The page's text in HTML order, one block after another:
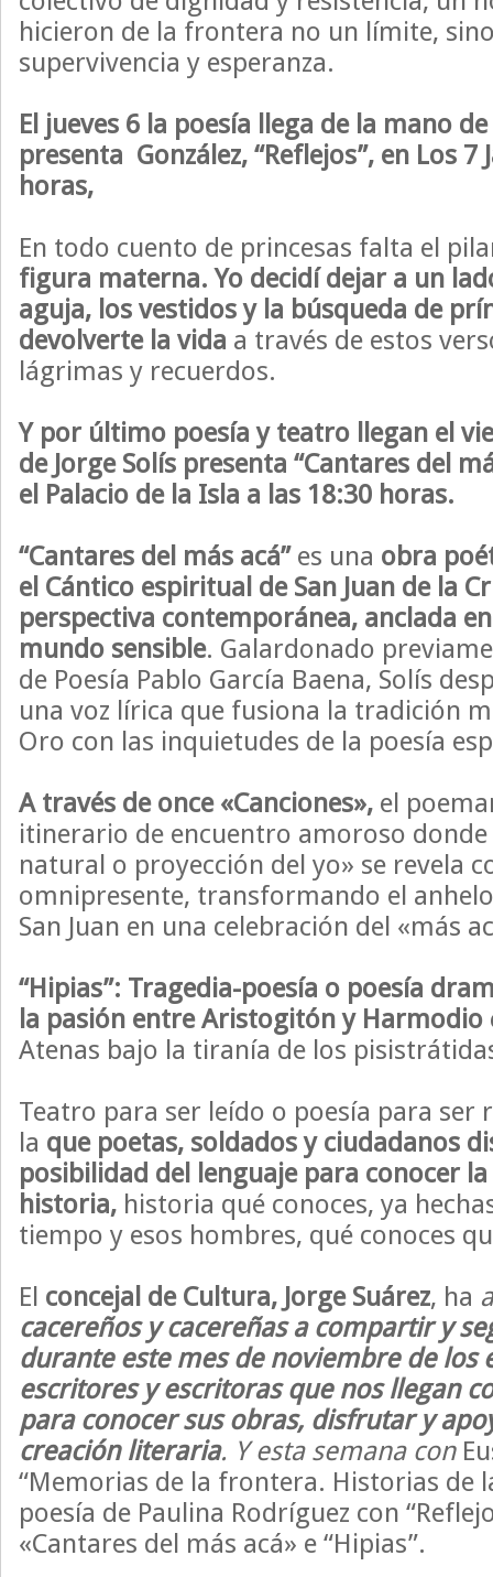
hicieron de la frontera no un límite,
supervivencia y esperanza.
El jueves 6 la poesía llega de la mano
presenta González, “Reflejos”, en Los 7
horas,
En todo cuento de princesas falta el
figura materna. Yo decidí dejar a un
aguja, los vestidos y la búsqueda de
devolverte la vida a través de estos
lágrimas y recuerdos.
Y por último poesía y teatro llegan el
de Jorge Solís presenta “Cantares del
el Palacio de la Isla a las 18:30 horas.
“Cantares del más acá”es una obra
el Cántico espiritual de San Juan de la
perspectiva contemporánea, anclada
mundo sensible. Galardonado
de Poesía Pablo García Baena, Solís
una voz lírica que fusiona la tradición
Oro con las inquietudes de la poesía
A través de once «Canciones», el
itinerario de encuentro amoroso
natural o proyección del yo» se revela
omnipresente, transformando el
San Juan en una celebración del «más
“Hipias”: Tragedia-poesía o poesía
la pasión entre Aristogitón y Harmodio
Atenas bajo la tiranía de los
Teatro para ser leído o poesía para ser
la que poetas, soldados y ciudadanos
posibilidad del lenguaje para conocer
historia, historia qué conoces, ya
tiempo y esos hombres, qué conoces
El concejal de Cultura, Jorge Suárez, ha a
cacereños y cacereñas a compartir y
durante este mes de noviembre de los
escritores y escritoras que nos llegan
para conocer sus obras, disfrutar y
creación literaria. Y esta semana con
“Memorias de la frontera. Historias de
poesía de Paulina Rodríguez con
«Cantares del más acá» e “Hipias”.